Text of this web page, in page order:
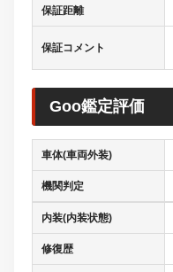
保証距離
保証コメント
Goo鑑定評価
車体(車両外装)
機関判定
内装(内装状態)
修復歴